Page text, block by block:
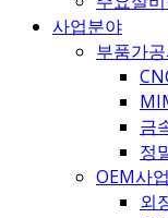
사업분야
부품가
금
정
OEM사업
외